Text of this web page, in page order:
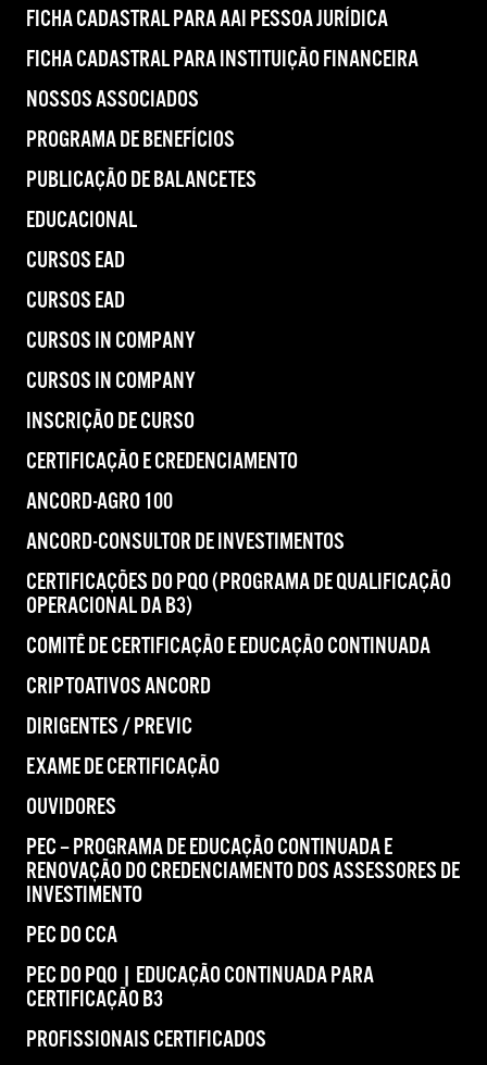
FICHA CADASTRAL PARA AAI PESSOA JURÍDICA
FICHA CADASTRAL PARA INSTITUIÇÃO FINANCEIRA
NOSSOS ASSOCIADOS
PROGRAMA DE BENEFÍCIOS
PUBLICAÇÃO DE BALANCETES
EDUCACIONAL
CURSOS EAD
CURSOS EAD
CURSOS IN COMPANY
CURSOS IN COMPANY
INSCRIÇÃO DE CURSO
CERTIFICAÇÃO E CREDENCIAMENTO
ANCORD-AGRO 100
ANCORD-CONSULTOR DE INVESTIMENTOS
CERTIFICAÇÕES DO PQO (PROGRAMA DE QUALIFICAÇÃO
OPERACIONAL DA B3)
COMITÊ DE CERTIFICAÇÃO E EDUCAÇÃO CONTINUADA
CRIPTOATIVOS ANCORD
DIRIGENTES / PREVIC
EXAME DE CERTIFICAÇÃO
OUVIDORES
PEC – PROGRAMA DE EDUCAÇÃO CONTINUADA E
RENOVAÇÃO DO CREDENCIAMENTO DOS ASSESSORES DE
INVESTIMENTO
PEC DO CCA
PEC DO PQO | EDUCAÇÃO CONTINUADA PARA
CERTIFICAÇÃO B3
PROFISSIONAIS CERTIFICADOS